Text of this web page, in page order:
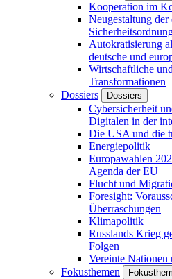
Kooperation im
Neugestaltung der
Autokratisierung
deutsche und
Wirtschaftliche
Transformationen
Dossiers
Dossiers
Cybersicherheit
Digitalen in der
Die USA und die
Energiepolitik
Europawahlen
Agenda der EU
Flucht und
Foresight:
Überraschungen
Klimapolitik
Russlands Krieg
Folgen
Vereinte
Fokusthemen